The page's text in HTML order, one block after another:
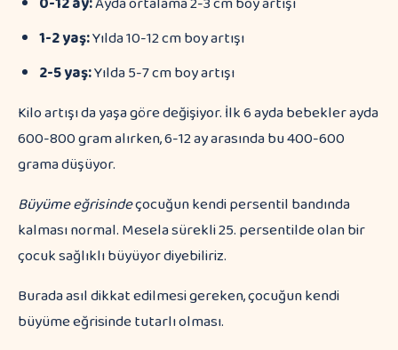
1-2 yaş:Yılda 10-12 cm boy artışı
2-5 yaş:Yılda 5-7 cm boy artışı
Kilo artışı da yaşa göre değişiyor. İlk 6 ayda bebekler ayda
600-800 gram alırken, 6-12 ay arasında bu 400-600
grama düşüyor.
Büyüme eğrisindeçocuğun kendi persentil bandında
kalması normal. Mesela sürekli 25. persentilde olan bir
çocuk sağlıklı büyüyor diyebiliriz.
Burada asıl dikkat edilmesi gereken, çocuğun kendi
büyüme eğrisinde tutarlı olması.